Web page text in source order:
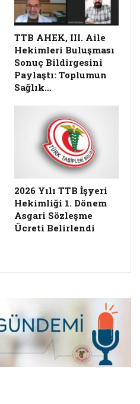
TTB AHEK, III. Aile
Hekimleri Buluşması
Sonuç Bildirgesini
Paylaştı: Toplumun
Sağlık…
2026 Yılı TTB İşyeri
Hekimliği 1. Dönem
Asgari Sözleşme
Ücreti Belirlendi